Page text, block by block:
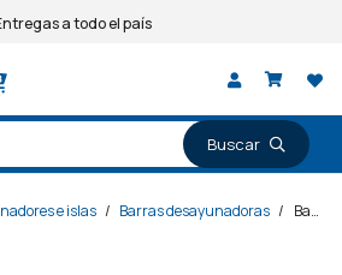
a todo el país
e islas / Barras desayunadoras / Barra Mesa Desayunador Bancada Isla Auxiliar